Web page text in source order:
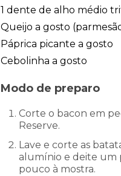
1 dente de alho médio
Queijo a gosto
Páprica picante a gosto
Cebolinha a gosto
Modo de preparo
Corte o bacon em
Reserve.
Lave e corte as
alumínio e deite um
pouco à mostra.